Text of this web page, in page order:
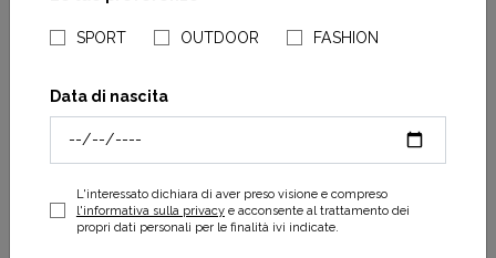
NEGOZI PARAGONSHOP
SPORT OUTDOOR FASHION
Data di nascita
L'interessato dichiara di aver preso visione e compreso
l'informativa sulla privacye acconsente al trattamento dei
propri dati personali per le finalità ivi indicate.